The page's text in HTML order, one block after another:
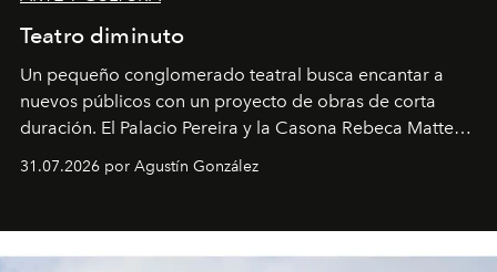
Teatro diminuto
Un pequeño conglomerado teatral busca encantar a
nuevos públicos con un proyecto de obras de corta
duración. El Palacio Pereira y la Casona Rebeca Matte
son algunos de los lugares que han albergado estas
miniobras. Sus puestas en escena son limpias; ponen el
31.07.2026 por Agustín González